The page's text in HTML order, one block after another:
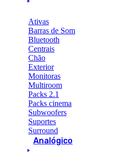
Ativas
Barras de Som
Bluetooth
Centrais
Chão
Exterior
Monitoras
Multiroom
Packs 2.1
Packs cinema
Subwoofers
Suportes
Surround
Analógico